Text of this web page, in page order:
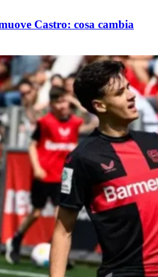
Castro: cosa cambia